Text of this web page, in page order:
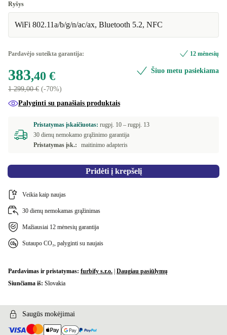
Ryšys
WiFi 802.11a/b/g/n/ac/ax, Bluetooth 5.2, NFC
Pardavėjo suteikta garantija: 12 mėnesių
383,40 €
1 299,00 € (-70%)
Šiuo metu pasiekiama
Palyginti su panašiais produktais
Pristatymas įskaičiuotas: rugpj. 10 – rugpj. 13
30 dienų nemokamo grąžinimo garantija
Pristatymas įsk.:
maitinimo adapteris
Pridėti į krepšelį
Veikia kaip naujas
30 dienų nemokamas grąžinimas
Mažiausiai 12 mėnesių garantija
Sutaupo CO₂, palyginti su naujais
Pardavimas ir pristatymas: furbify s.r.o. Daugiau pasiūlymų
Siunčiama iš: Slovakia
Saugūs mokėjimai